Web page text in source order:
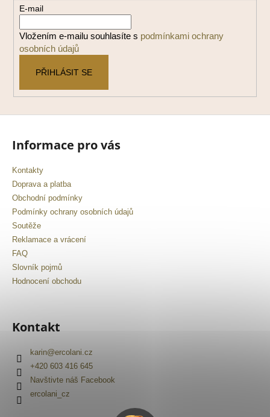
E-mail
Vložením e-mailu souhlasíte s podmínkami ochrany
osobních údajů
PŘIHLÁSIT SE
Informace pro vás
Kontakty
Doprava a platba
Obchodní podmínky
Podmínky ochrany osobních údajů
Soutěže
Reklamace a vrácení
FAQ
Slovník pojmů
Hodnocení obchodu
Kontakt
karin@ercolani.cz
+420 603 416 645
Navštivte náš Facebook
ercolani_cz